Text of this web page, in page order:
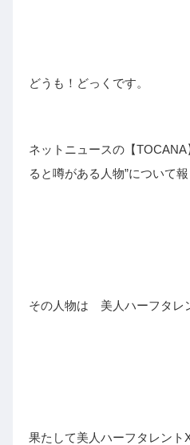
どうも！どっくです。
ネットニュースの【
ると噂がある人物”について報
その人物は 美人ハーフタレ
果たして美人ハーフタレント